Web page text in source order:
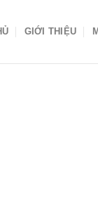
GIỚI THIỆU